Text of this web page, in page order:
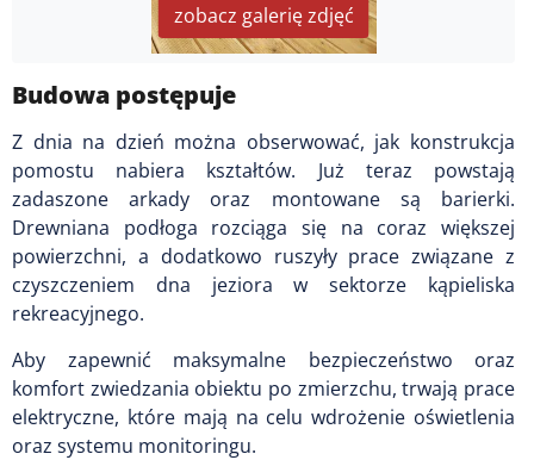
zobacz galerię zdjęć
Budowa postępuje
Z dnia na dzień można obserwować, jak konstrukcja
pomostu nabiera kształtów. Już teraz powstają
zadaszone arkady oraz montowane są barierki.
Drewniana podłoga rozciąga się na coraz większej
powierzchni, a dodatkowo ruszyły prace związane z
czyszczeniem dna jeziora w sektorze kąpieliska
rekreacyjnego.
Aby zapewnić maksymalne bezpieczeństwo oraz
komfort zwiedzania obiektu po zmierzchu, trwają prace
elektryczne, które mają na celu wdrożenie oświetlenia
oraz systemu monitoringu.